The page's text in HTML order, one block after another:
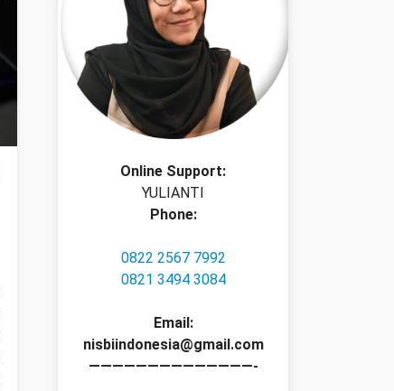
Online Support:
YULIANTI
Phone:
0822 2567 7992
0821 3494 3084
Email:
nisbiindonesia@gmail.com
——————————————-